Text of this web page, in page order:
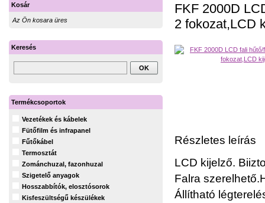
FKF 2000D
2 fokozat,LCD
Részletes leírás
LCD kijelző.
Falra
Állítható
Kosár
Az Ön kosara üres
Keresés
Termékcsoportok
Vezetékek és kábelek
Fütőfilm és infrapanel
Fűtőkábel
Termosztát
Zománchuzal, fazonhuzal
Szigetelő anyagok
Hosszabbítók, elosztósorok
Kisfeszültségű készülékek